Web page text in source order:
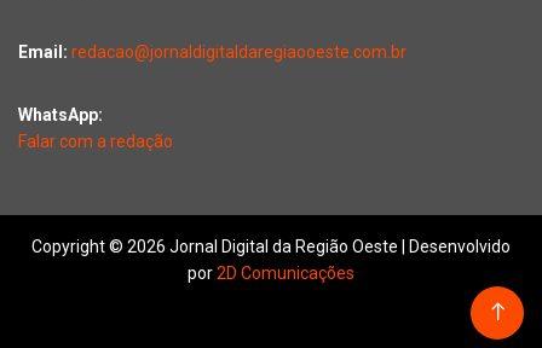
Email: redacao@jornaldigitaldaregiaooeste.com.br
WhatsApp:
Falar com a redação
Copyright © 2026 Jornal Digital da Região Oeste | Desenvolvido
por2D Comunicações